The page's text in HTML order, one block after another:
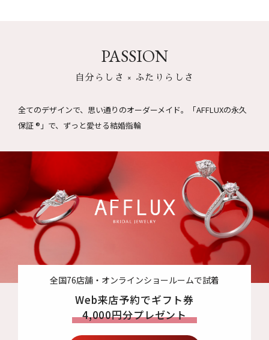
PASSION
自分らしさ × ふたりらしさ
全てのデザインで、思い通りのオーダーメイド。
「AFFLUXの永久
保証 ®」で、ずっと愛せる結婚指輪
全国76店舗・オンラインショールームで試着
Web来店予約でギフト券
4,000円分プレゼント